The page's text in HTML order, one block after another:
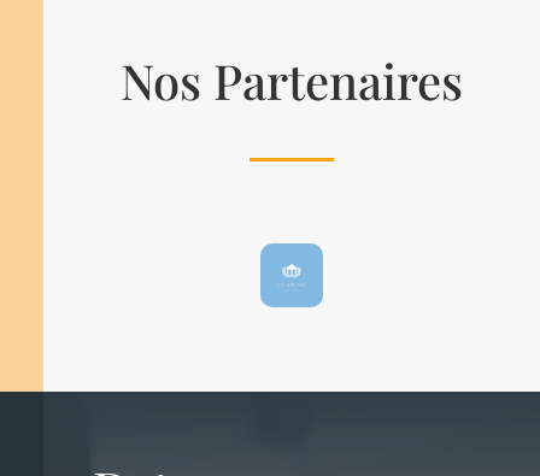
Nos Partenaires